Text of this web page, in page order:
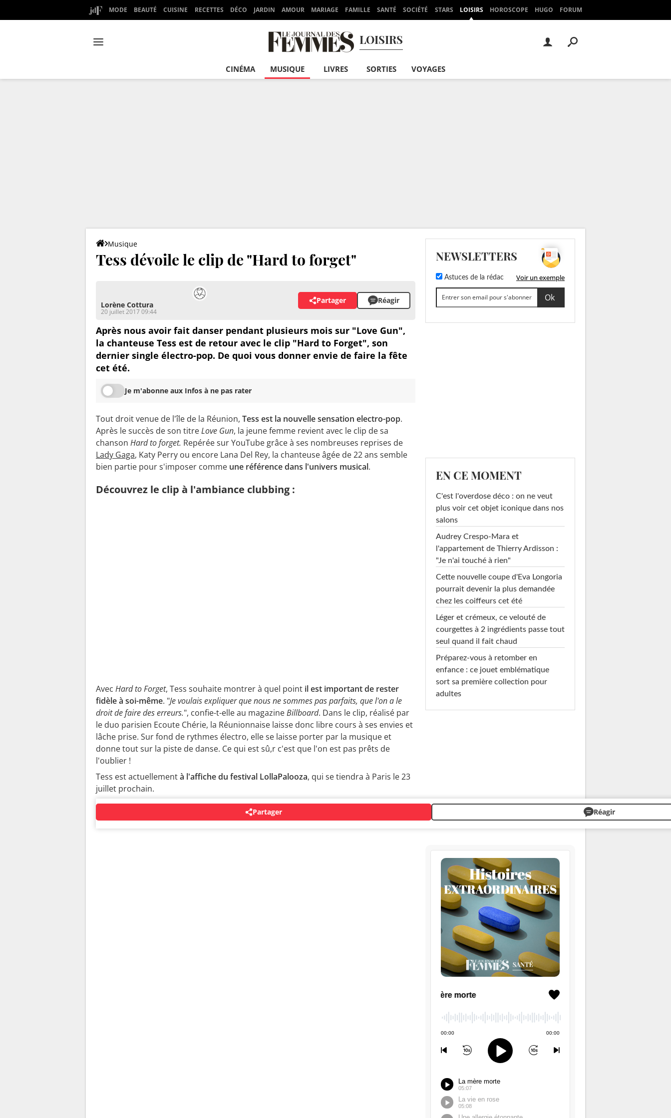
MODE BEAUTÉ CUISINE RECETTES DÉCO JARDIN AMOUR MARIAGE FAMILLE SANTÉ SOCIÉTÉ STARS LOISIRS HOROSCOPE HUGO FORUM
LOISIRS
CINÉMA MUSIQUE LIVRES SORTIES VOYAGES
Musique
Tess dévoile le clip de "Hard to forget"
Lorène Cottura
20 juillet 2017 09:44
Partager Réagir
Après nous avoir fait danser pendant plusieurs mois sur "Love Gun",
la chanteuse Tess est de retour avec le clip "Hard to Forget", son
dernier single électro-pop. De quoi vous donner envie de faire la fête
cet été.
Je m'abonne aux Infos à ne pas rater
Tout droit venue de l'île de la Réunion, Tess est la nouvelle sensation electro-pop.
Après le succès de son titreLove Gun, la jeune femme revient avec le clip de sa
chanson Hard to forget. Repérée sur YouTube grâce à ses nombreuses reprises de
Lady Gaga, Katy Perry ou encore Lana Del Rey, la chanteuse âgée de 22 ans semble
bien partie pour s'imposer comme une référence dans l'univers musical.
Découvrez le clip à l'ambiance clubbing :
Avec Hard to Forget, Tess souhaite montrer à quel point il est important de rester
fidèle à soi-même. "Je voulais expliquer que nous ne sommes pas parfaits, que l'on a le
droit de faire des erreurs.", confie-t-elle au magazineBillboard. Dans le clip, réalisé par
le duo parisien Ecoute Chérie, la Réunionnaise laisse donc libre cours à ses envies et
lâche prise. Sur fond de rythmes électro, elle se laisse porter par la musique et
donne tout sur la piste de danse. Ce qui est sû,r c'est que l'on est pas prêts de
l'oublier !
Tess est actuellementà l'affiche du festival LollaPalooza, qui se tiendra à Paris le 23
juillet prochain.
Partager Réagir
NEWSLETTERS
Astuces de la rédac Voir un exemple
EN CE MOMENT
C'est l'overdose déco : on ne veut
plus voir cet objet iconique dans nos
salons
Audrey Crespo-Mara et
l'appartement de Thierry Ardisson :
"Je n'ai touché à rien"
Cette nouvelle coupe d'Eva Longoria
pourrait devenir la plus demandée
chez les coiffeurs cet été
Léger et crémeux, ce velouté de
courgettes à 2 ingrédients passe tout
seul quand il fait chaud
Préparez-vous à retomber en
enfance : ce jouet emblématique
sort sa première collection pour
adultes